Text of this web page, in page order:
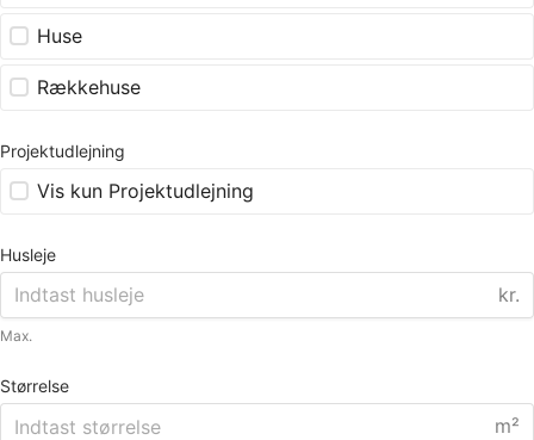
Huse
Rækkehuse
Projektudlejning
Vis kun Projektudlejning
Husleje
kr.
Max.
Størrelse
m²